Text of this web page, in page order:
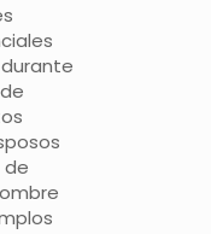
de